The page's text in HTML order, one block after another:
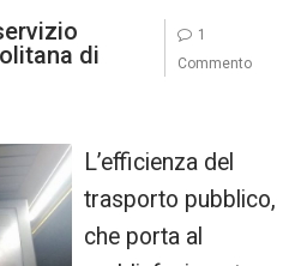
di
L’efficienza del
trasporto pubblico,
che porta al
1
Commento